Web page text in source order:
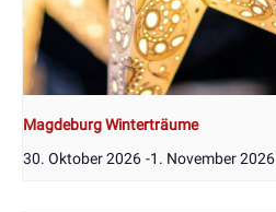
Magdeburg Winterträume
30. Oktober 2026 -1. November 2026